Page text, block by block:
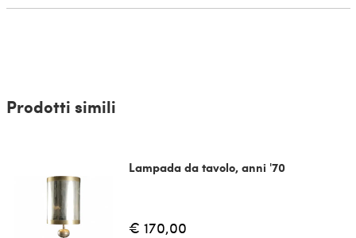
Prodotti simili
Lampada da tavolo, anni '70
€ 170,00